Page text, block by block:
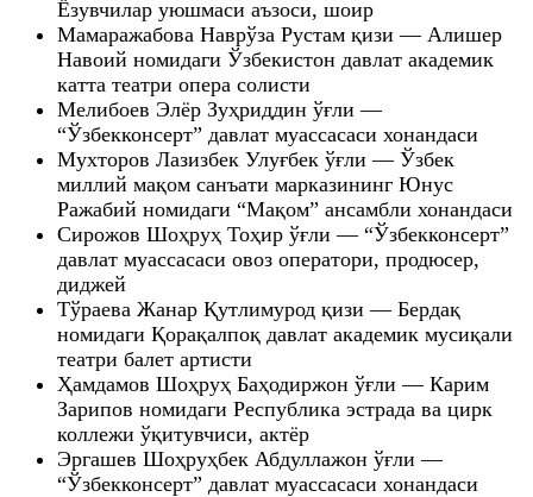
Ёзувчилар уюшмаси аъзоси, шоир
Мамаражабова Наврўза Рустам қизи — Алишер
Навоий номидаги Ўзбекистон давлат академик
катта театри опера солисти
Мелибоев Элёр Зуҳриддин ўғли —
“Ўзбекконсерт” давлат муассасаси хонандаси
Мухторов Лазизбек Улуғбек ўғли — Ўзбек
миллий мақом санъати марказининг Юнус
Ражабий номидаги “Мақом” ансамбли хонандаси
Сирожов Шоҳруҳ Тоҳир ўғли — “Ўзбекконсерт”
давлат муассасаси овоз оператори, продюсер,
диджей
Тўраева Жанар Қутлимурод қизи — Бердақ
номидаги Қорақалпоқ давлат академик мусиқали
театри балет артисти
Ҳамдамов Шоҳруҳ Баҳодиржон ўғли — Карим
Зарипов номидаги Республика эстрада ва цирк
коллежи ўқитувчиси, актёр
Эргашев Шоҳруҳбек Абдуллажон ўғли —
“Ўзбекконсерт” давлат муассасаси хонандаси